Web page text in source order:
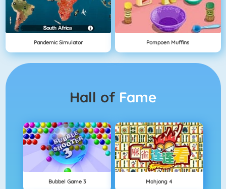
Pandemic Simulator Pompoen Muffins
Hall of Fame
Bubbel Game 3 Mahjong 4